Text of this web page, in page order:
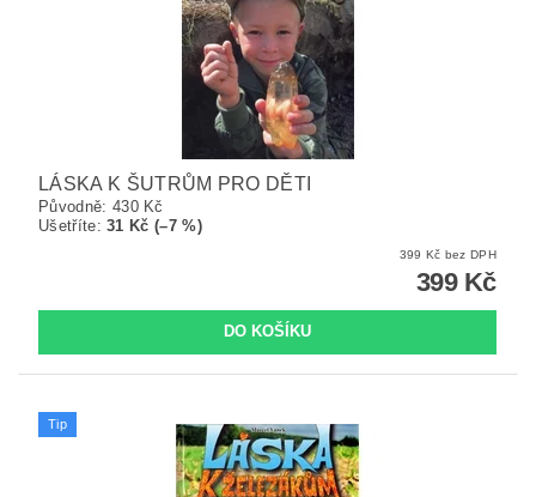
LÁSKA K ŠUTRŮM PRO DĚTI
Původně: 430 Kč
Ušetříte:31 Kč (–7 %)
399 Kč bez DPH
399 Kč
Tip